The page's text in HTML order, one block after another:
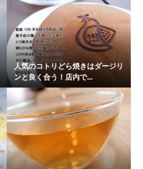
人気のコトリどら焼きはダージリ
ンと良く合う！店内で...